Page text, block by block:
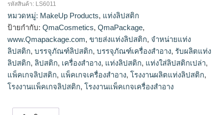
โรงงานผลิตแท่งลิปสติก,จำหน่ายแท่งลิปสติก,รับผลิตแท่ง
ลิปสติก,ขายส่งแท่งลิปสติก
รหัสสินค้า: LS6011
หมวดหมู่: MakeUp Products, แท่งลิปสติก
ป้ายกำกับ: QmaCosmetics, QmaPackage,
www.Qmapackage.com, ขายส่งแท่งลิปสติก, จำหน่ายแท่ง
ลิปสติก, บรรจุภัณฑ์ลิปสติก, บรรจุภัณฑ์เครื่องสำอาง, รับผลิตแท่ง
ลิปสติก, ลิปสติก, เครื่องสำอาง, แท่งลิปสติก, แท่งใส่ลิปสติกเปล่า,
แพ็คเกจลิปสติก, แพ็คเกจเครื่องสำอาง, โรงงานผลิตแท่งลิปสติก,
โรงงานแพ็คเกจลิปสติก, โรงงานแพ็คเกจเครื่องสำอาง